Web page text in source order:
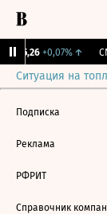
115,26 +0,07%↑
Ситуация на
Подписка
Реклама
РФРИТ
Справочник